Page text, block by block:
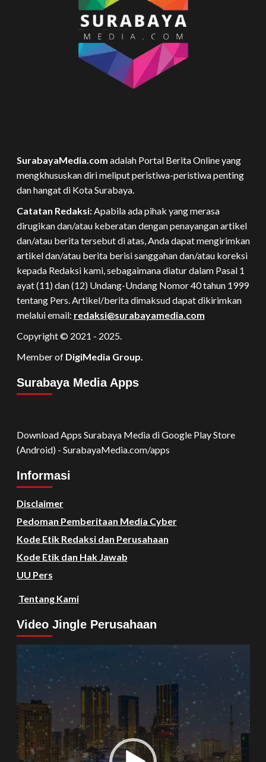
SurabayaMedia.com adalah Portal Berita Online yang
mengkhususkan diri meliput peristiwa-peristiwa penting
dan hangat di Kota Surabaya.
Catatan Redaksi:Apabila ada pihak yang merasa
dirugikan dan/atau keberatan dengan penayangan artikel
dan/atau berita tersebut di atas, Anda dapat mengirimkan
artikel dan/atau berita berisi sanggahan dan/atau koreksi
kepada Redaksi kami, sebagaimana diatur dalam Pasal 1
ayat (11) dan (12) Undang-Undang Nomor 40 tahun 1999
tentang Pers. Artikel/berita dimaksud dapat dikirimkan
melalui email: redaksi@surabayamedia.com
Copyright © 2021 - 2025.
Member of DigiMedia Group.
Surabaya Media Apps
Download Apps Surabaya Media di Google Play Store
(Android) - SurabayaMedia.com/apps
Informasi
Disclaimer
Pedoman Pemberitaan Media Cyber
Kode Etik Redaksi dan Perusahaan
Kode Etik dan Hak Jawab
UU Pers
Tentang Kami
Video Jingle Perusahaan
Video
Player